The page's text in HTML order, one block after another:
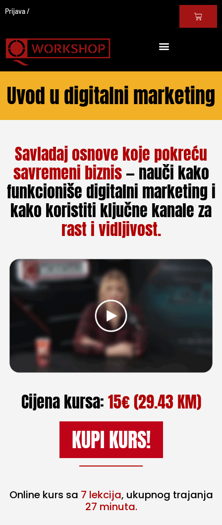
Prijava
Uvod u digitalni marketing
Savladaj osnove koje pokreću
savremeni biznis— nauči kako
funkcioniše digitalni marketing i
kako koristiti ključne kanale za
rast i vidljivost.
Cijena kursa:15€ (29.43 KM)
KUPI KURS!
Online kurs sa 7 lekcija, ukupnog trajanja
27 minuta.